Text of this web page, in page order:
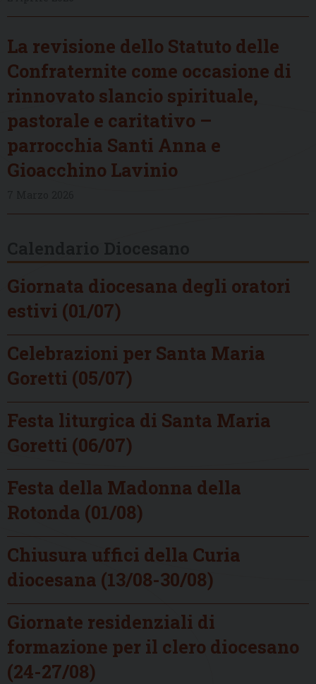
La revisione dello Statuto delle
Confraternite come occasione di
rinnovato slancio spirituale,
pastorale e caritativo –
parrocchia Santi Anna e
Gioacchino Lavinio
Giornata diocesana degli oratori
estivi (01/07)
Celebrazioni per Santa Maria
Goretti (05/07)
Festa liturgica di Santa Maria
Goretti (06/07)
Festa della Madonna della
Rotonda (01/08)
Chiusura uffici della Curia
diocesana (13/08-30/08)
Giornate residenziali di
formazione per il clero diocesano
(24-27/08)